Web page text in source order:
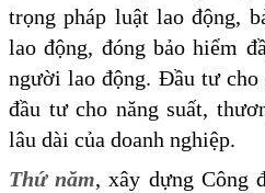
trọng pháp luật lao động,
lao động, đóng bảo hiểm
người lao động. Đầu tư
đầu tư cho năng suất,
lâu dài của doanh nghiệp.
Thứ năm, xây dựng Công